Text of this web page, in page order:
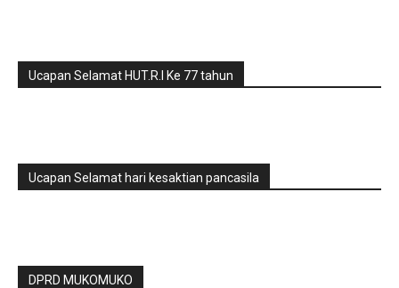
Ucapan Selamat HUT.R.I Ke 77 tahun
Ucapan Selamat hari kesaktian pancasila
DPRD MUKOMUKO